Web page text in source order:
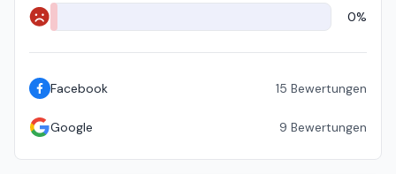
Negativ 0%
Facebook 15 Bewertungen
Google 9 Bewertungen